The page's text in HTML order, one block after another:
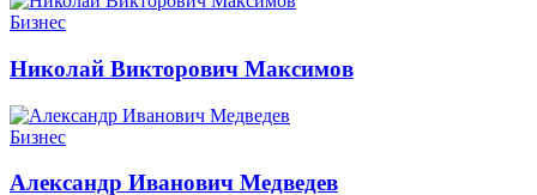
Бизнес
Николай Викторович Максимов
Бизнес
Александр Иванович Медведев